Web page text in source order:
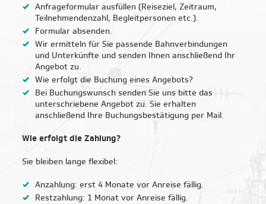
Anfrageformular ausfüllen (Reiseziel, Zeitraum,
Teilnehmendenzahl, Begleitpersonen etc.).
Formular absenden.
Wir ermitteln für Sie passende Bahnverbindungen
und Unterkünfte und senden Ihnen anschließend Ihr
Angebot zu.
Wie erfolgt die Buchung eines Angebots?
Bei Buchungswunsch senden Sie uns bitte das
unterschriebene Angebot zu. Sie erhalten
anschließend Ihre Buchungsbestätigung per Mail.
Wie erfolgt die Zahlung?
Sie bleiben lange flexibel:
Anzahlung: erst 4 Monate vor Anreise fällig.
Restzahlung: 1 Monat vor Anreise fällig.